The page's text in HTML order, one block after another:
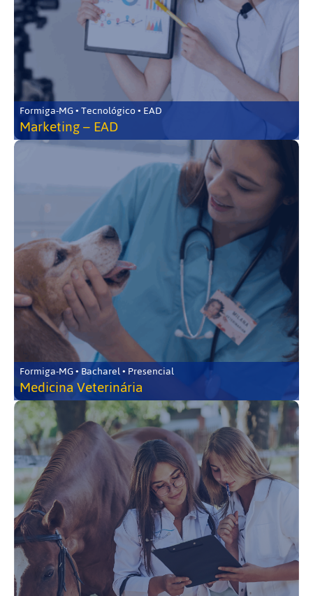
Formiga-MG • Tecnológico • EAD
Marketing – EAD
Formiga-MG • Bacharel • Presencial
Medicina Veterinária